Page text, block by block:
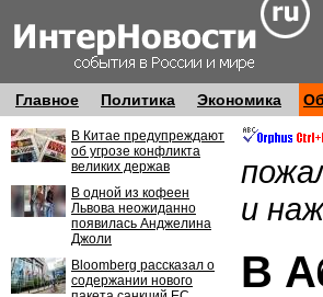
Главное Политика Экономика
В Китае предупреждают
об угрозе конфликта
великих держав
В одной из кофеен
Львова неожиданно
появилась Анджелина
Джоли
Bloomberg рассказал о
содержании нового
и
В